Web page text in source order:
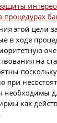
процедурах
этой цели
в ходе
на
при
необходимы
как